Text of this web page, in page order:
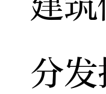
分